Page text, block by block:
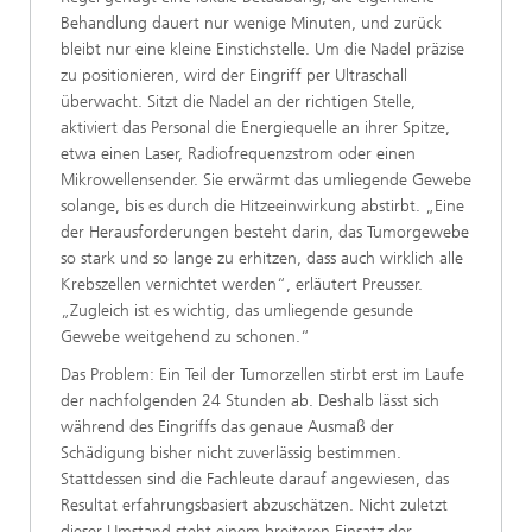
Behandlung dauert nur wenige Minuten, und zurück
bleibt nur eine kleine Einstichstelle. Um die Nadel präzise
zu positionieren, wird der Eingriff per Ultraschall
überwacht. Sitzt die Nadel an der richtigen Stelle,
aktiviert das Personal die Energiequelle an ihrer Spitze,
etwa einen Laser, Radiofrequenzstrom oder einen
Mikrowellensender. Sie erwärmt das umliegende Gewebe
solange, bis es durch die Hitzeeinwirkung abstirbt. „Eine
der Herausforderungen besteht darin, das Tumorgewebe
so stark und so lange zu erhitzen, dass auch wirklich alle
Krebszellen vernichtet werden“, erläutert Preusser.
„Zugleich ist es wichtig, das umliegende gesunde
Gewebe weitgehend zu schonen.“
Das Problem: Ein Teil der Tumorzellen stirbt erst im Laufe
der nachfolgenden 24 Stunden ab. Deshalb lässt sich
während des Eingriffs das genaue Ausmaß der
Schädigung bisher nicht zuverlässig bestimmen.
Stattdessen sind die Fachleute darauf angewiesen, das
Resultat erfahrungsbasiert abzuschätzen. Nicht zuletzt